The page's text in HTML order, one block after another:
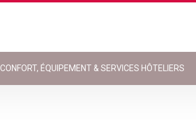
CONFORT, ÉQUIPEMENT & SERVICES HÔTELIERS